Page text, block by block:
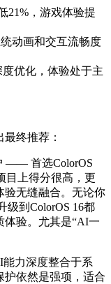
21%，游戏体验提
动画和交互流畅度
优化，体验处于主
终推荐：
—— 首选ColorOS
目上得分很高，更
验无缝融合。无论你
级到ColorOS 16都
体验。尤其是“AI一
力深度整合于系
护依然是强项，适合